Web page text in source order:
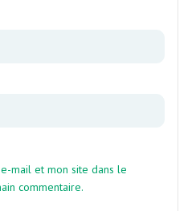
mail et mon site dans le
commentaire.